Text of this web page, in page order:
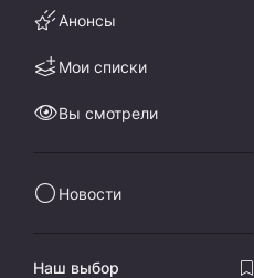
Анонсы
Мои списки
Вы смотрели
Новости
Наш выбор